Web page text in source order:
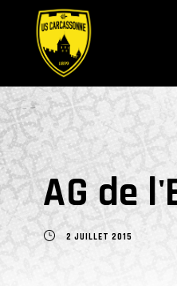
AG de
2 JUILLET 2015